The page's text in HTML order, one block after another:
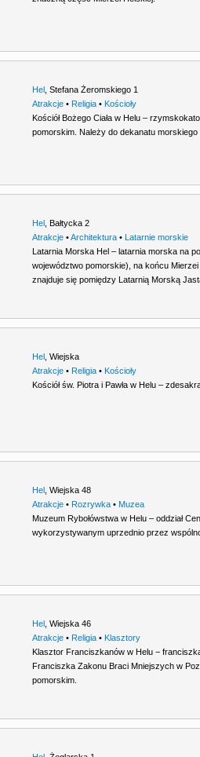
Hel ,Stefana Żeromskiego 1
Atrakcje • Religia • Kościoły
Kościół Bożego Ciała w Helu –
pomorskim. Należy do dekanatu morskiego
Hel Bałtycka 2
Atrakcje •Architektura • Latarnie morskie
Latarnia Morska Hel – latarnia morska na
województwo pomorskie), na końcu
znajduje się pomiędzy Latarnią Morską
Hel ,Wiejska
Atrakcje • Religia • Kościoły
Kościół św. Piotra i Pawła w Helu –
Hel ,Wiejska 48
Atrakcje • Rozrywka • Muzea
Muzeum Rybołówstwa w Helu – oddział
wykorzystywanym uprzednio przez
Hel ,Wiejska 46
Atrakcje • Religia • Klasztory
Klasztor Franciszkanów w Helu −
Franciszka Zakonu Braci Mniejszych w
pomorskim.